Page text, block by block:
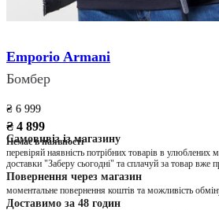
Emporio Armani
Бомбер
₴ 6 999
₴ 4 899
Немає в наявності
Самовивіз із магазину
перевіряй наявність потрібних товарів в улюблених
доставки "Заберу сьогодні" та сплачуй за товар вже
Повернення через магазин
моментальне повернення коштів та можливість
Доставимо за 48 годин